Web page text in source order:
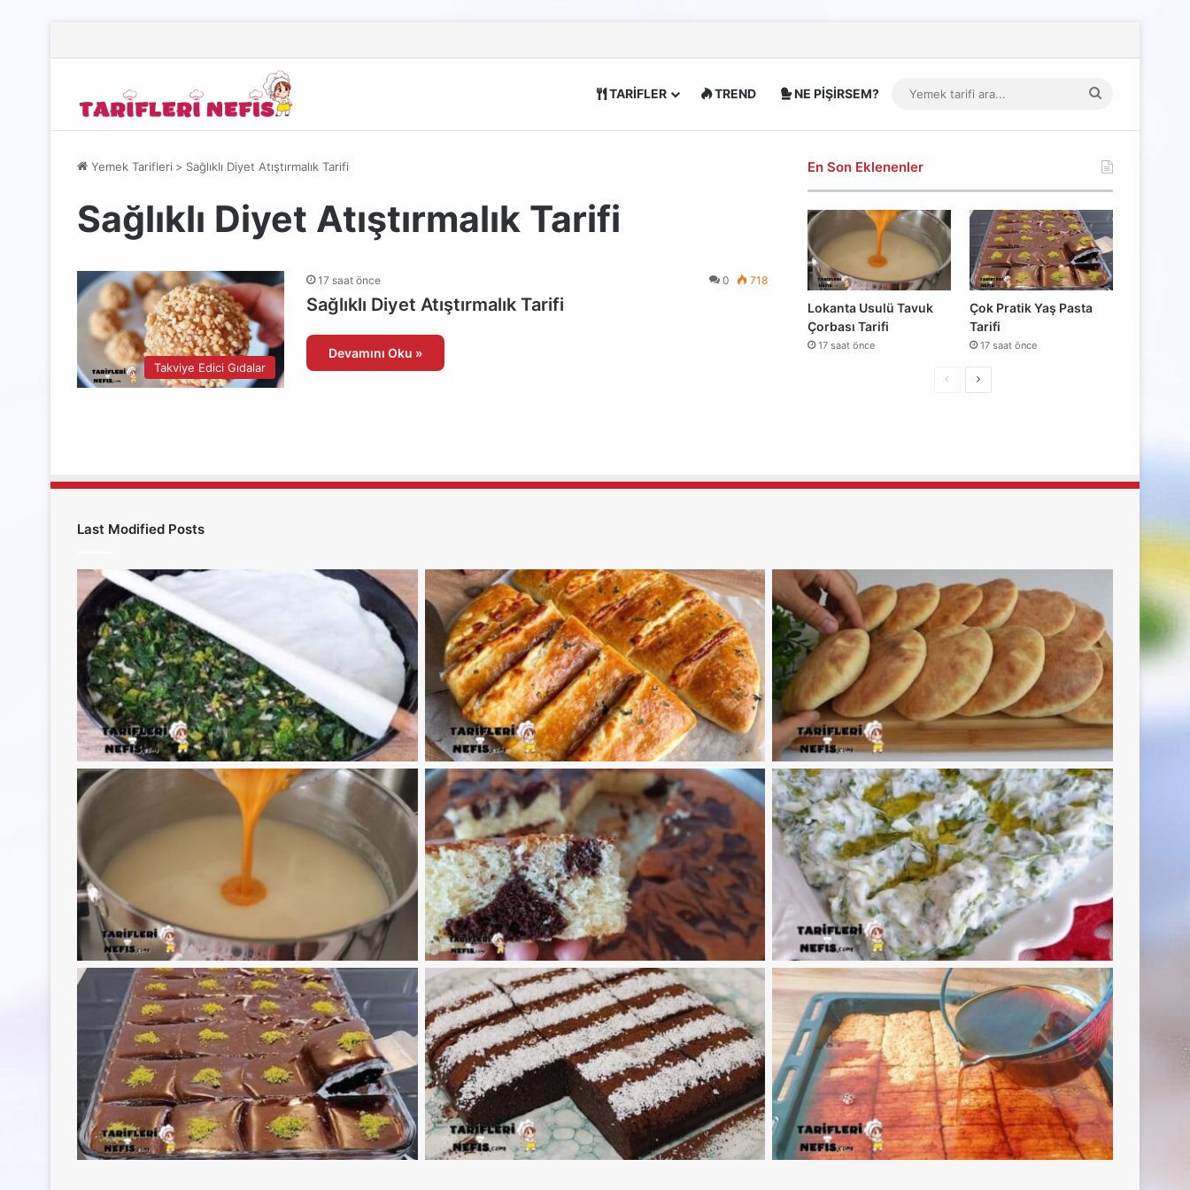
TARİFLER TREND NE PİŞİRSEM?
ara...
Yemek Tarifleri > Sağlıklı Diyet Atıştırmalık Tarifi
Sağlıklı Diyet Atıştırmalık Tarifi
Takviye Edici Gıdalar
17 saat önce 0 718
Sağlıklı Diyet Atıştırmalık Tarifi
Devamını Oku »
En Son Eklenenler
Lokanta Usulü Tavuk
Çorbası Tarifi
17 saat önce
Çok Pratik Yaş Pasta
Tarifi
17 saat önce
ÖncekiSonraki
Last Modified Posts